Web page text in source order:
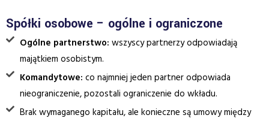
Spółki osobowe – ogólne i ograniczone
Ogólne partnerstwo: wszyscy partnerzy odpowiadają
majątkiem osobistym.
Komandytowe: co najmniej jeden partner odpowiada
nieograniczenie, pozostali ograniczenie do wkładu.
Brak wymaganego kapitału, ale konieczne są umowy między